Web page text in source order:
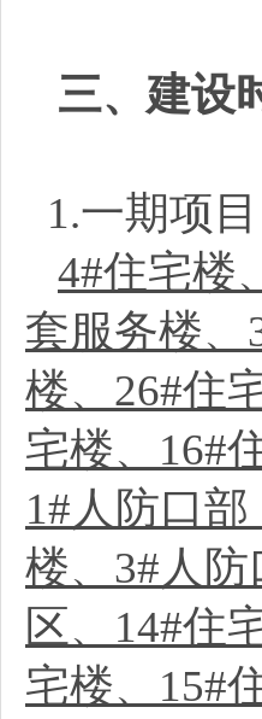
三、建设
1.一期项目
4#住宅楼
套服务楼、
楼、26#住
宅楼、16#
1#人防口
楼、3#人
区、14#住
宅楼、15#